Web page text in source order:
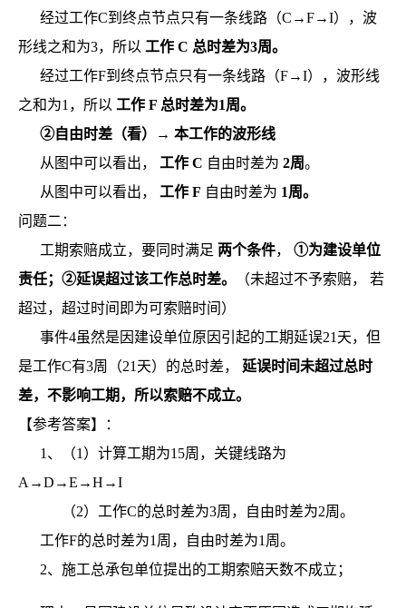
经过工作C到终点节点只有一条线路（C→F→I），波
形线之和为3，所以 工作 C 总时差为3周。
经过工作F到终点节点只有一条线路（F→I），波形线
之和为1，所以 工作 F 总时差为1周。
②自由时差（看）→ 本工作的波形线
从图中可以看出， 工作 C 自由时差为 2周。
从图中可以看出， 工作 F 自由时差为 1周。
问题二：
工期索赔成立，要同时满足 两个条件， ①为建设单位
责任；②延误超过该工作总时差。
（未超过不予索赔，
若
超过，超过时间即为可索赔时间）
事件4虽然是因建设单位原因引起的工期延误21天，但
是工作C有3周（21天）的总时差， 延误时间未超过总时
差，不影响工期，所以索赔不成立。
【参考答案】：
1、（1）计算工期为15周，关键线路为
A→D→E→H→I
（2）工作C的总时差为3周，自由时差为2周。
工作F的总时差为1周，自由时差为1周。
2、施工总承包单位提出的工期索赔天数不成立；